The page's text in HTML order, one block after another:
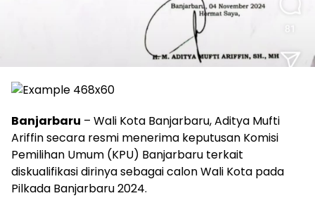
Banjarbaru – Wali Kota Banjarbaru, Aditya Mufti
Ariffin secara resmi menerima keputusan Komisi
Pemilihan Umum (KPU) Banjarbaru terkait
diskualifikasi dirinya sebagai calon Wali Kota pada
Pilkada Banjarbaru 2024.